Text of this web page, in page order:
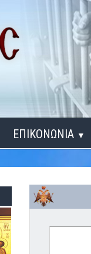
ΕΠΙΚΟΝΩΝΙΑ ▼